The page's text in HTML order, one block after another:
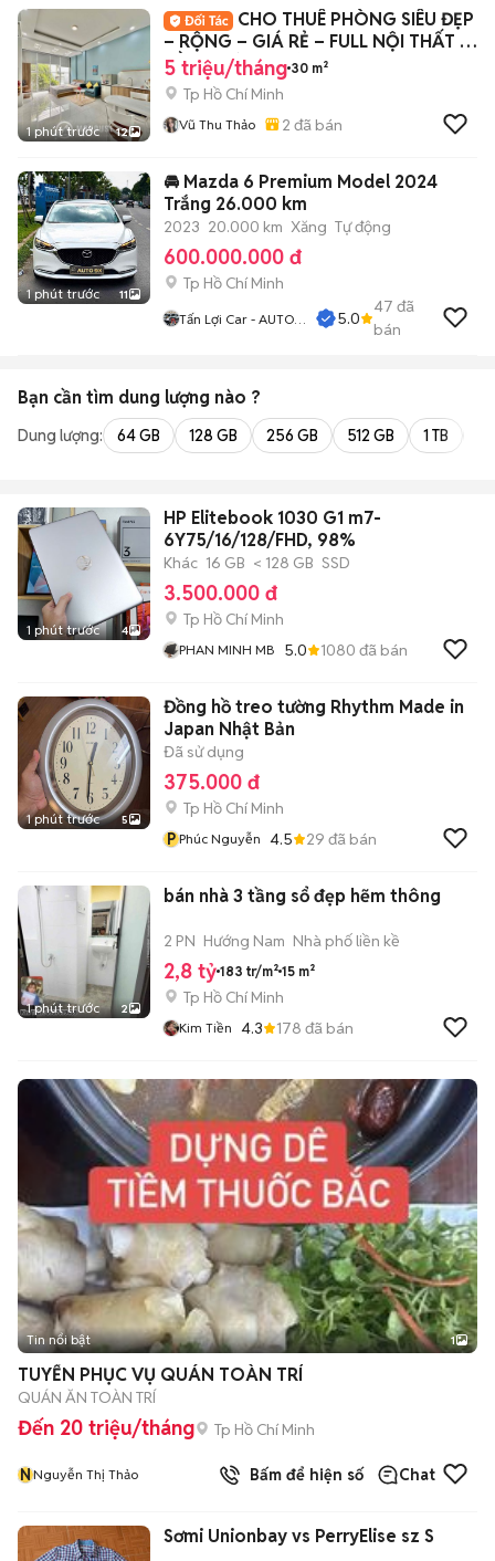
1 phút trước 12
CHO THUÊ PHÒNG SIÊU ĐẸP
– RỘNG – GIÁ RẺ – FULL NỘI THẤT –
GẦN ĐƯỜNG CỘ
5 triệu/tháng 30 m²
Tp Hồ Chí Minh
Vũ Thu Thảo 2 đã bán
1 phút trước 11
🚘 Mazda 6 Premium Model 2024
Trắng 26.000 km
2023 20.000 km Xăng Tự động
600.000.000 đ
Tp Hồ Chí Minh
Tấn Lợi Car - AUTO
5.0
47 đã
bán
Bạn cần tìm dung lượng nào ?
Dung lượng: 64 GB 128 GB 256 GB 512 GB 1 TB
1 phút trước 4
HP Elitebook 1030 G1 m7-
6Y75/16/128/FHD, 98%
Khác 16 GB < 128 GB SSD
3.500.000 đ
Tp Hồ Chí Minh
PHAN MINH MB 5.0 1080 đã bán
1 phút trước 5
Đồng hồ treo tường Rhythm Made in
Japan Nhật Bản
Đã sử dụng
375.000 đ
Tp Hồ Chí Minh
P Phúc Nguyễn 4.5 29 đã bán
1 phút trước 2
bán nhà 3 tầng sổ đẹp hẽm thông
2 PN Hướng Nam Nhà phố liền kề
2,8 tỷ 183 tr/m² 15 m²
Tp Hồ Chí Minh
Kim Tiền 4.3 178 đã bán
Tin nổi bật 1
TUYỂN PHỤC VỤ QUÁN TOÀN TRÍ
QUÁN ĂN TOÀN TRÍ
Đến 20 triệu/tháng Tp Hồ Chí Minh
NNguyễn Thị Thảo Bấm để hiện số Chat
Sơmi Unionbay vs PerryElise sz S